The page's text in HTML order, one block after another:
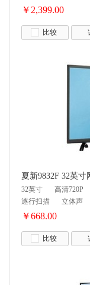
￥2,399.00
比较
夏新9832F 32英
32英寸 高清720P
逐行扫描
立体声
￥668.00
比较